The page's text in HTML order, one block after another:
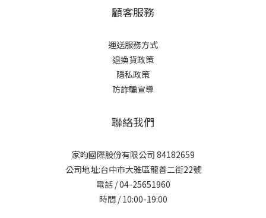
顧客服務
運送服務方式
退換貨政策
隱私政策
防詐騙宣導
聯絡我們
家昀國際股份有限公司 84182659
公司地址:台中市大雅區龍善二街22號
電話 / 04-25651960
時間 / 10:00-19:00